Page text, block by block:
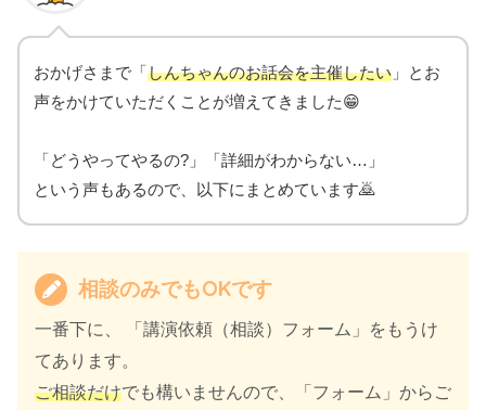
おかげさまで「しんちゃんのお話会を主催したい 」とお
声をかけていただくことが増えてきました😁
「どうやってやるの?」「詳細がわからない…」
という声もあるので、以下にまとめています🙇
相談のみでもOKです
一番下に、 「講演依頼（相談）フォーム」をもうけ
てあります。
ご相談だけでも構いませんので、「フォーム」からご